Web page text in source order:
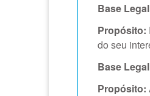
Base
Propósito:
do seu
Base
Propósito: